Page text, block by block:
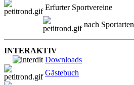
Erfurter Sportvereine
nach Sportarten
INTERAKTIV
Downloads
Gästebuch